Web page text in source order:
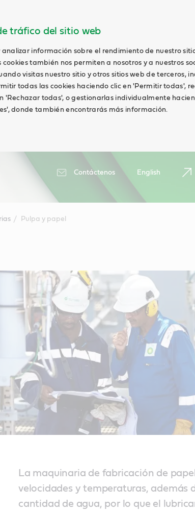
tráfico del sitio web
información sobre el rendimiento de nuestro
también nos permiten a nosotros y a nuestros
visitas nuestro sitio y otros sitios web de terceros,
todas las cookies haciendo clic en 'Permitir todas',
'Rechazar todas', o gestionarlas individualmente
donde también encontrarás más información.
Contáctenos English
Pulpa y papel
La maquinaria de fabricación de
velocidades y temperaturas, además
cantidad de agua, por lo que el